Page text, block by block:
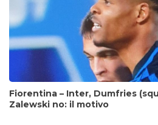
Fiorentina – Inter, Dumfries
Zalewski no: il motivo